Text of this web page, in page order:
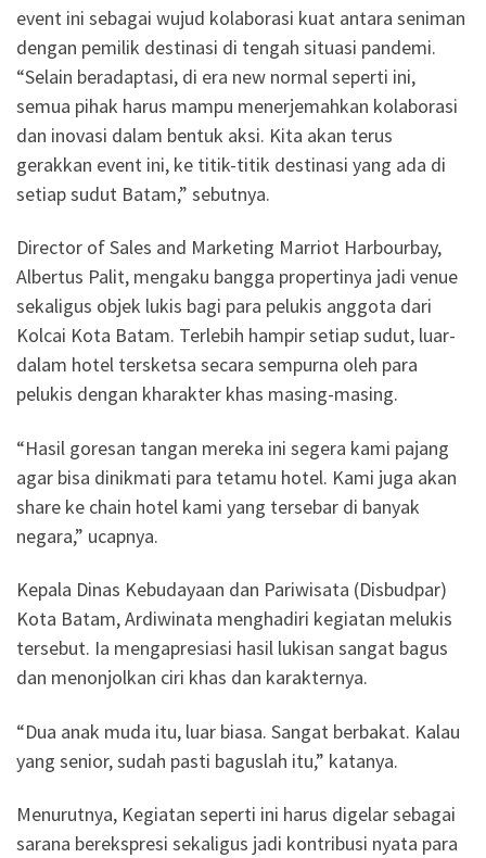
event ini sebagai wujud kolaborasi kuat antara seniman
dengan pemilik destinasi di tengah situasi pandemi.
“Selain beradaptasi, di era new normal seperti ini,
semua pihak harus mampu menerjemahkan kolaborasi
dan inovasi dalam bentuk aksi. Kita akan terus
gerakkan event ini, ke titik-titik destinasi yang ada di
setiap sudut Batam,” sebutnya.
Director of Sales and Marketing Marriot Harbourbay,
Albertus Palit, mengaku bangga propertinya jadi venue
sekaligus objek lukis bagi para pelukis anggota dari
Kolcai Kota Batam. Terlebih hampir setiap sudut, luar-
dalam hotel tersketsa secara sempurna oleh para
pelukis dengan kharakter khas masing-masing.
“Hasil goresan tangan mereka ini segera kami pajang
agar bisa dinikmati para tetamu hotel. Kami juga akan
share ke chain hotel kami yang tersebar di banyak
negara,” ucapnya.
Kepala Dinas Kebudayaan dan Pariwisata (Disbudpar)
Kota Batam, Ardiwinata menghadiri kegiatan melukis
tersebut. Ia mengapresiasi hasil lukisan sangat bagus
dan menonjolkan ciri khas dan karakternya.
“Dua anak muda itu, luar biasa. Sangat berbakat. Kalau
yang senior, sudah pasti baguslah itu,” katanya.
Menurutnya, Kegiatan seperti ini harus digelar sebagai
sarana berekspresi sekaligus jadi kontribusi nyata para